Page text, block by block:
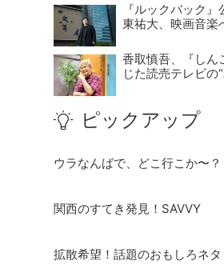
『ルックバック
東祐大、映画音楽
香取慎吾、『しん
じた読売テレビの
ピックアップ
ウラなんばで、どこ行こか〜？
関西のすてき発見！SAVVY
拡散希望！話題のおもしろネタ